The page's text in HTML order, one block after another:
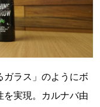
ガラス」のようにボ
を実現。カルナバ由